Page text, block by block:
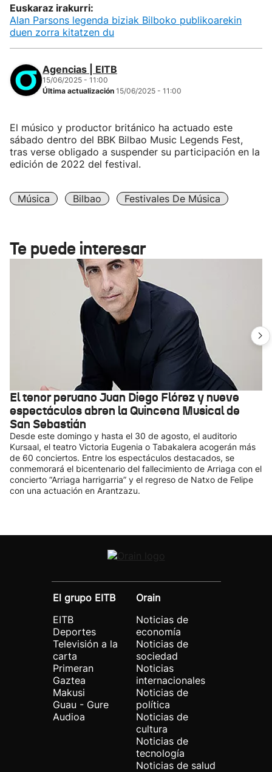
Euskaraz irakurri:
Alan Parsons legenda biziak Bilboko publikoarekin
duen zorra kitatzen du
Agencias | EITB
15/06/2025 - 11:00
Última actualización 15/06/2025 - 11:00
El músico y productor británico ha actuado este
sábado dentro del BBK Bilbao Music Legends Fest,
tras verse obligado a suspender su participación en la
edición de 2022 del festival.
Música Bilbao Festivales De Música
Te puede interesar
El tenor peruano Juan Diego Flórez y nueve
espectáculos abren la Quincena Musical de
San Sebastián
Desde este domingo y hasta el 30 de agosto, el auditorio
Kursaal, el teatro Victoria Eugenia o Tabakalera acogerán más
de 60 conciertos. Entre los espectáculos destacados, se
conmemorará el bicentenario del fallecimiento de Arriaga con el
concierto “Arriaga harrigarria” y el regreso de Natxo de Felipe
con una actuación en Arantzazu.
El grupo EITB
EITB
Deportes
Televisión a la
carta
Primeran
Gaztea
Makusi
Guau - Gure
Audioa
Orain
Noticias de
economía
Noticias de
sociedad
Noticias
internacionales
Noticias de
política
Noticias de
cultura
Noticias de
tecnología
Noticias de salud